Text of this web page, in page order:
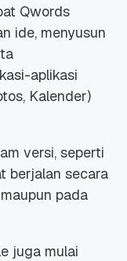
Qwords
ide, menyusun
aplikasi
Kalender)
versi, seperti
berjalan secara
pada
juga mulai